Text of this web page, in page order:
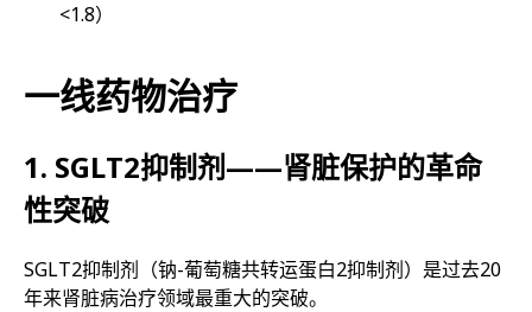
<1.8）
一线药物治疗
1. SGLT2抑制剂——肾脏保护的革命
性突破
SGLT2抑制剂（钠-葡萄糖共转运蛋白2抑制剂）是过去20
年来肾脏病治疗领域最重大的突破。